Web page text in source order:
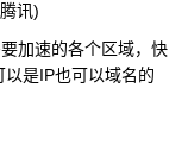
讯)
加速的各个区域，快
是IP也可以域名的